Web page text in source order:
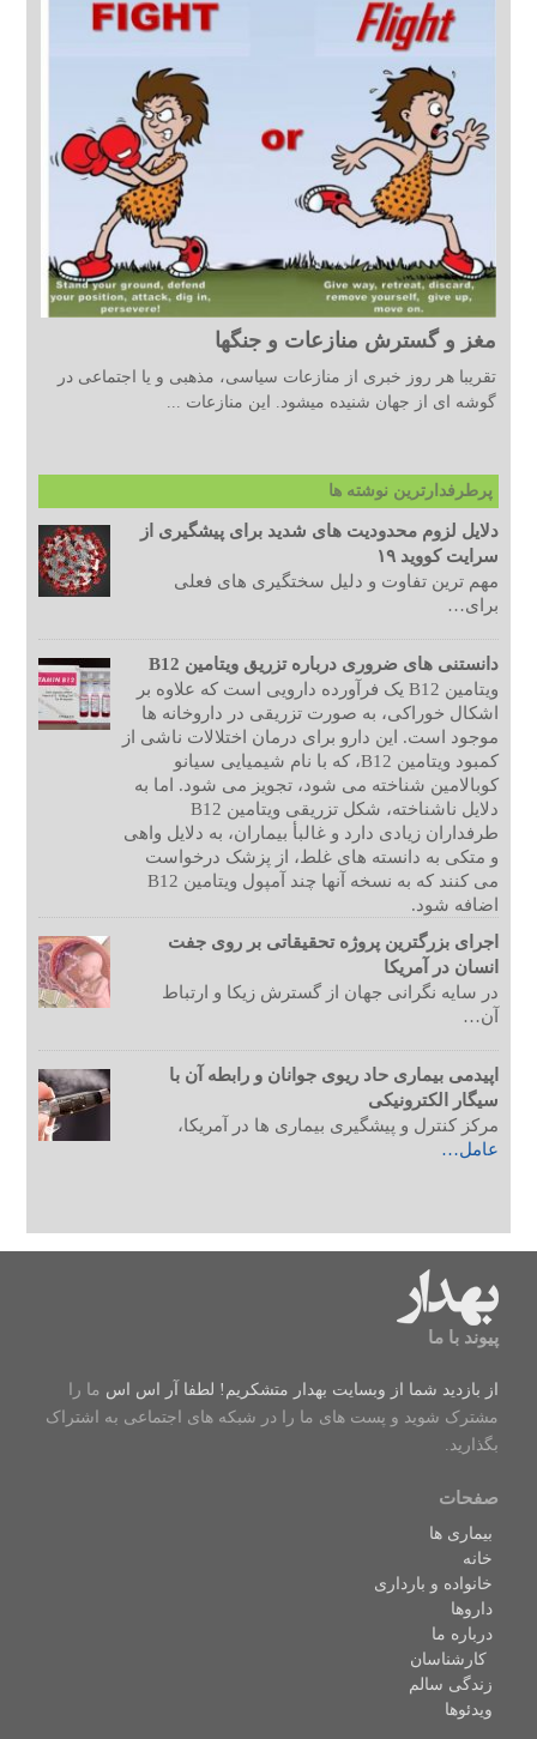
مغز و گسترش منازعات و جنگها
تقریبا هر روز خبری از منازعات سیاسی، مذهبی و یا اجتماعی در
گوشه ای از جهان شنیده میشود. این منازعات ...
پرطرفدارترین نوشته ها
دلایل لزوم محدودیت های شدید برای پیشگیری از
سرایت کووید ۱۹
مهم ترین تفاوت و دلیل سختگیری های فعلی
برای…
دانستنی های ضروری درباره تزریق ویتامین B12
ویتامین B12 یک فرآورده دارویی است که علاوه بر
اشکال خوراکی، به صورت تزریقی در داروخانه ها
موجود است. این دارو برای درمان اختلالات ناشی از
کمبود ویتامین B12، که با نام شیمیایی سیانو
کوبالامین شناخته می شود، تجویز می شود. اما به
دلایل ناشناخته، شکل تزریقی ویتامین B12
طرفداران زیادی دارد و غالبأ بیماران، به دلایل واهی
و متکی به دانسته های غلط، از پزشک درخواست
می کنند که به نسخه آنها چند آمپول ویتامین B12
اضافه شود.
اجرای بزرگترین پروژه تحقیقاتی بر روی جفت
انسان در آمریکا
در سایه نگرانی جهان از گسترش زیکا و ارتباط
آن…
اپیدمی بیماری حاد ریوی جوانان و رابطه آن با
سیگار الکترونیکی
مرکز کنترل و پیشگیری بیماری ها در آمریکا،
عامل…
پیوند با ما
از بازدید شما از وبسایت بهدار متشکریم! لطفا آر اس اس ما را
مشترک شوید و پست های ما را در شبکه های اجتماعی به اشتراک
بگذارید.
صفحات
بیماری ها
خانه
خانواده و بارداری
داروها
درباره ما
کارشناسان
زندگی سالم
ویدئوها